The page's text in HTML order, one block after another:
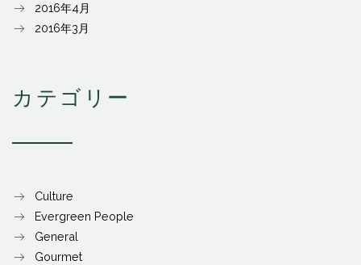
2016年4月
2016年3月
カテゴリー
Culture
Evergreen People
General
Gourmet